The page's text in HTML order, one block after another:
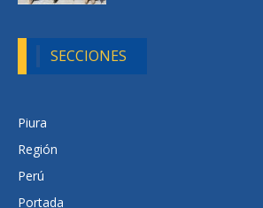
SECCIONES
Piura
Región
Perú
Portada